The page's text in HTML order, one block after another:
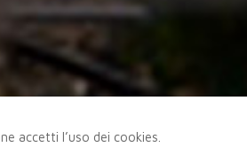
accetti l’uso dei cookies.